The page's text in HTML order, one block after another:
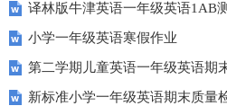
译林版牛津英语一年级英语1AB
小学一年级英语寒假作业
第二学期儿童英语一年级英语期
新标准小学一年级英语期末质量